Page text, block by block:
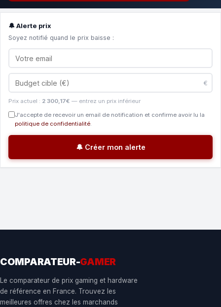
🔔 Alerte prix
Soyez notifié quand le prix baisse :
€
Prix actuel : 2 300,17€ — entrez un prix inférieur
J'accepte de recevoir un email de notification et confirme avoir lu la
politique de confidentialité.
🔔 Créer mon alerte
COMPARATEUR-GAMER
Le comparateur de prix gaming et hardware
de référence en France. Trouvez les
meilleures offres chez les marchands